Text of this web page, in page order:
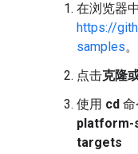
在浏览器
https://
samples。
点击克隆
使用 cd 命
platform-
targets